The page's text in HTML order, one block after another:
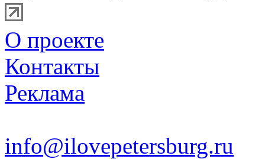
О проекте
Контакты
Реклама
info@ilovepetersburg.ru